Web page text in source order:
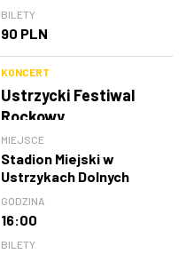
BILETY
90 PLN
KONCERT
Ustrzycki Festiwal
Rockowy
MIEJSCE
Stadion Miejski w
Ustrzykach Dolnych
GODZINA
16:00
BILETY